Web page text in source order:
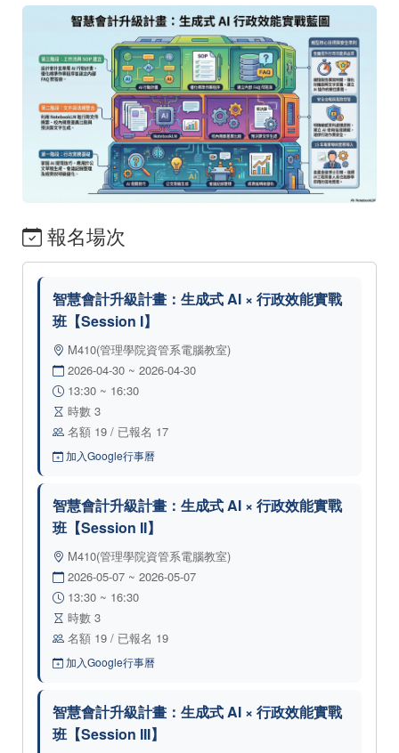
報名場次
智慧會計升級計畫：生成式 AI × 行政效能實戰
班【Session I】
M410(管理學院資管系電腦教室)
2026-04-30 ~ 2026-04-30
13:30 ~ 16:30
時數 3
名額 19 / 已報名 17
加入Google行事曆
智慧會計升級計畫：生成式 AI × 行政效能實戰
班【Session II】
M410(管理學院資管系電腦教室)
2026-05-07 ~ 2026-05-07
13:30 ~ 16:30
時數 3
名額 19 / 已報名 19
加入Google行事曆
智慧會計升級計畫：生成式 AI × 行政效能實戰
班【Session III】